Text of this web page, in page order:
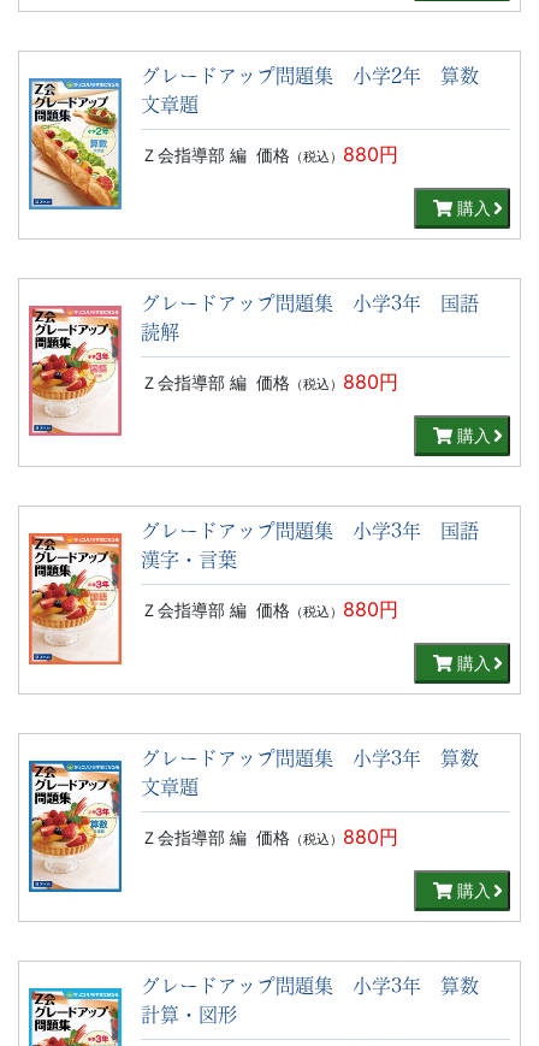
グレードアップ問題集 小学2年 算数
文章題
Ｚ会指導部 編 価格（税込） 880円
購入
グレードアップ問題集 小学3年 国語
読解
Ｚ会指導部 編 価格（税込） 880円
購入
グレードアップ問題集 小学3年 国語
漢字・言葉
Ｚ会指導部 編 価格（税込） 880円
購入
グレードアップ問題集 小学3年 算数
文章題
Ｚ会指導部 編 価格（税込） 880円
購入
グレードアップ問題集 小学3年 算数
計算・図形